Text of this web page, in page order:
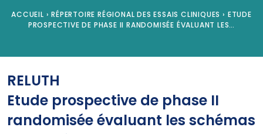
ACCUEIL › RÉPERTOIRE RÉGIONAL DES ESSAIS CLINIQUES › ETUDE
PROSPECTIVE DE PHASE II RANDOMISÉE ÉVALUANT LES…
RELUTH
Etude prospective de phase II
randomisée évaluant les schémas